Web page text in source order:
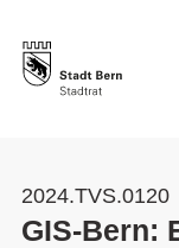
2024.TVS.0120
GIS-Bern: